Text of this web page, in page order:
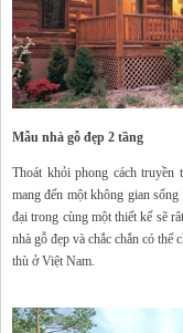
Mẫu nhà gỗ đẹp 2 tầng
Thoát khỏi phong cách truyền
mang đến một không gian
đại trong cùng một thiết kế sẽ
nhà gỗ đẹp và chắc chắn có
thù ở Việt Nam.